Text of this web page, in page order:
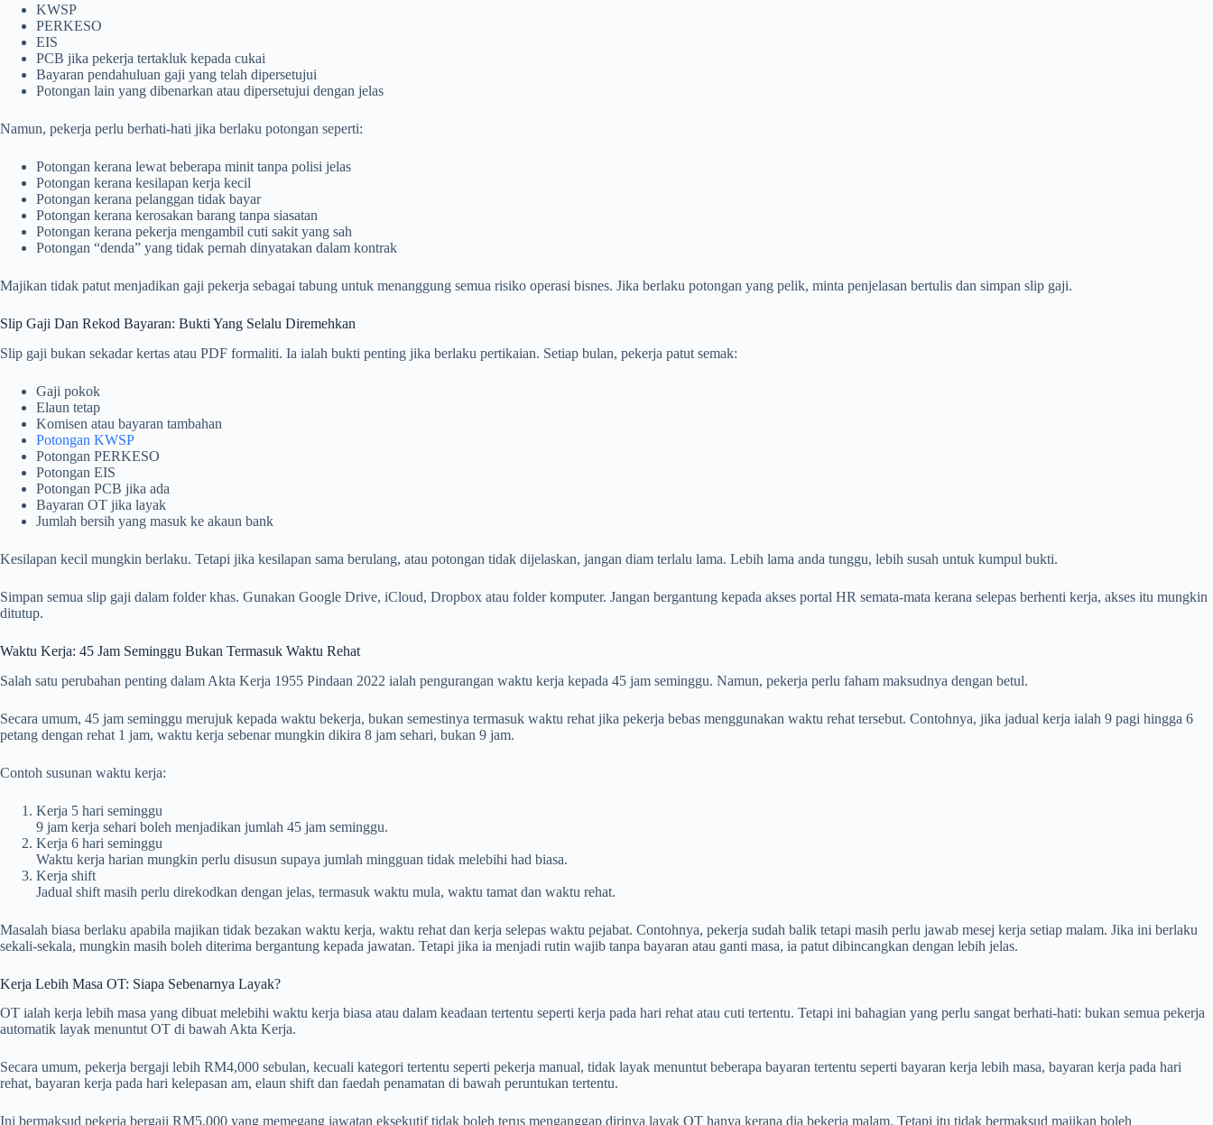
KWSP
PERKESO
EIS
PCB jika pekerja tertakluk kepada cukai
Bayaran pendahuluan gaji yang telah dipersetujui
Potongan lain yang dibenarkan atau dipersetujui dengan jelas
Namun, pekerja perlu berhati-hati jika berlaku potongan seperti:
Potongan kerana lewat beberapa minit tanpa polisi jelas
Potongan kerana kesilapan kerja kecil
Potongan kerana pelanggan tidak bayar
Potongan kerana kerosakan barang tanpa siasatan
Potongan kerana pekerja mengambil cuti sakit yang sah
Potongan “denda” yang tidak pernah dinyatakan dalam kontrak
Majikan tidak patut menjadikan gaji pekerja sebagai tabung untuk menanggung semua risiko operasi bisnes. Jika berlaku potongan yang pelik, minta penjelasan bertulis dan simpan slip gaji.
Slip Gaji Dan Rekod Bayaran: Bukti Yang Selalu Diremehkan
Slip gaji bukan sekadar kertas atau PDF formaliti. Ia ialah bukti penting jika berlaku pertikaian. Setiap bulan, pekerja patut semak:
Gaji pokok
Elaun tetap
Komisen atau bayaran tambahan
Potongan KWSP
Potongan PERKESO
Potongan EIS
Potongan PCB jika ada
Bayaran OT jika layak
Jumlah bersih yang masuk ke akaun bank
Kesilapan kecil mungkin berlaku. Tetapi jika kesilapan sama berulang, atau potongan tidak dijelaskan, jangan diam terlalu lama. Lebih lama anda tunggu, lebih susah untuk kumpul bukti.
Simpan semua slip gaji dalam folder khas. Gunakan Google Drive, iCloud, Dropbox atau folder komputer. Jangan bergantung kepada akses portal HR semata-mata kerana selepas berhenti kerja, akses itu mungkin
ditutup.
Waktu Kerja: 45 Jam Seminggu Bukan Termasuk Waktu Rehat
Salah satu perubahan penting dalam Akta Kerja 1955 Pindaan 2022 ialah pengurangan waktu kerja kepada 45 jam seminggu. Namun, pekerja perlu faham maksudnya dengan betul.
Secara umum, 45 jam seminggu merujuk kepada waktu bekerja, bukan semestinya termasuk waktu rehat jika pekerja bebas menggunakan waktu rehat tersebut. Contohnya, jika jadual kerja ialah 9 pagi hingga 6
petang dengan rehat 1 jam, waktu kerja sebenar mungkin dikira 8 jam sehari, bukan 9 jam.
Contoh susunan waktu kerja:
Kerja 5 hari seminggu
9 jam kerja sehari boleh menjadikan jumlah 45 jam seminggu.
Kerja 6 hari seminggu
Waktu kerja harian mungkin perlu disusun supaya jumlah mingguan tidak melebihi had biasa.
Kerja shift
Jadual shift masih perlu direkodkan dengan jelas, termasuk waktu mula, waktu tamat dan waktu rehat.
Masalah biasa berlaku apabila majikan tidak bezakan waktu kerja, waktu rehat dan kerja selepas waktu pejabat. Contohnya, pekerja sudah balik tetapi masih perlu jawab mesej kerja setiap malam. Jika ini berlaku
sekali-sekala, mungkin masih boleh diterima bergantung kepada jawatan. Tetapi jika ia menjadi rutin wajib tanpa bayaran atau ganti masa, ia patut dibincangkan dengan lebih jelas.
Kerja Lebih Masa OT: Siapa Sebenarnya Layak?
OT ialah kerja lebih masa yang dibuat melebihi waktu kerja biasa atau dalam keadaan tertentu seperti kerja pada hari rehat atau cuti tertentu. Tetapi ini bahagian yang perlu sangat berhati-hati: bukan semua pekerja
automatik layak menuntut OT di bawah Akta Kerja.
Secara umum, pekerja bergaji lebih RM4,000 sebulan, kecuali kategori tertentu seperti pekerja manual, tidak layak menuntut beberapa bayaran tertentu seperti bayaran kerja lebih masa, bayaran kerja pada hari
rehat, bayaran kerja pada hari kelepasan am, elaun shift dan faedah penamatan di bawah peruntukan tertentu.
Ini bermaksud pekerja bergaji RM5,000 yang memegang jawatan eksekutif tidak boleh terus menganggap dirinya layak OT hanya kerana dia bekerja malam. Tetapi itu tidak bermaksud majikan boleh